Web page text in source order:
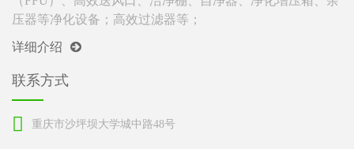
压器等净化设备；高效过滤器等；
详细介绍
联系方式
重庆市沙坪坝大学城中路48号